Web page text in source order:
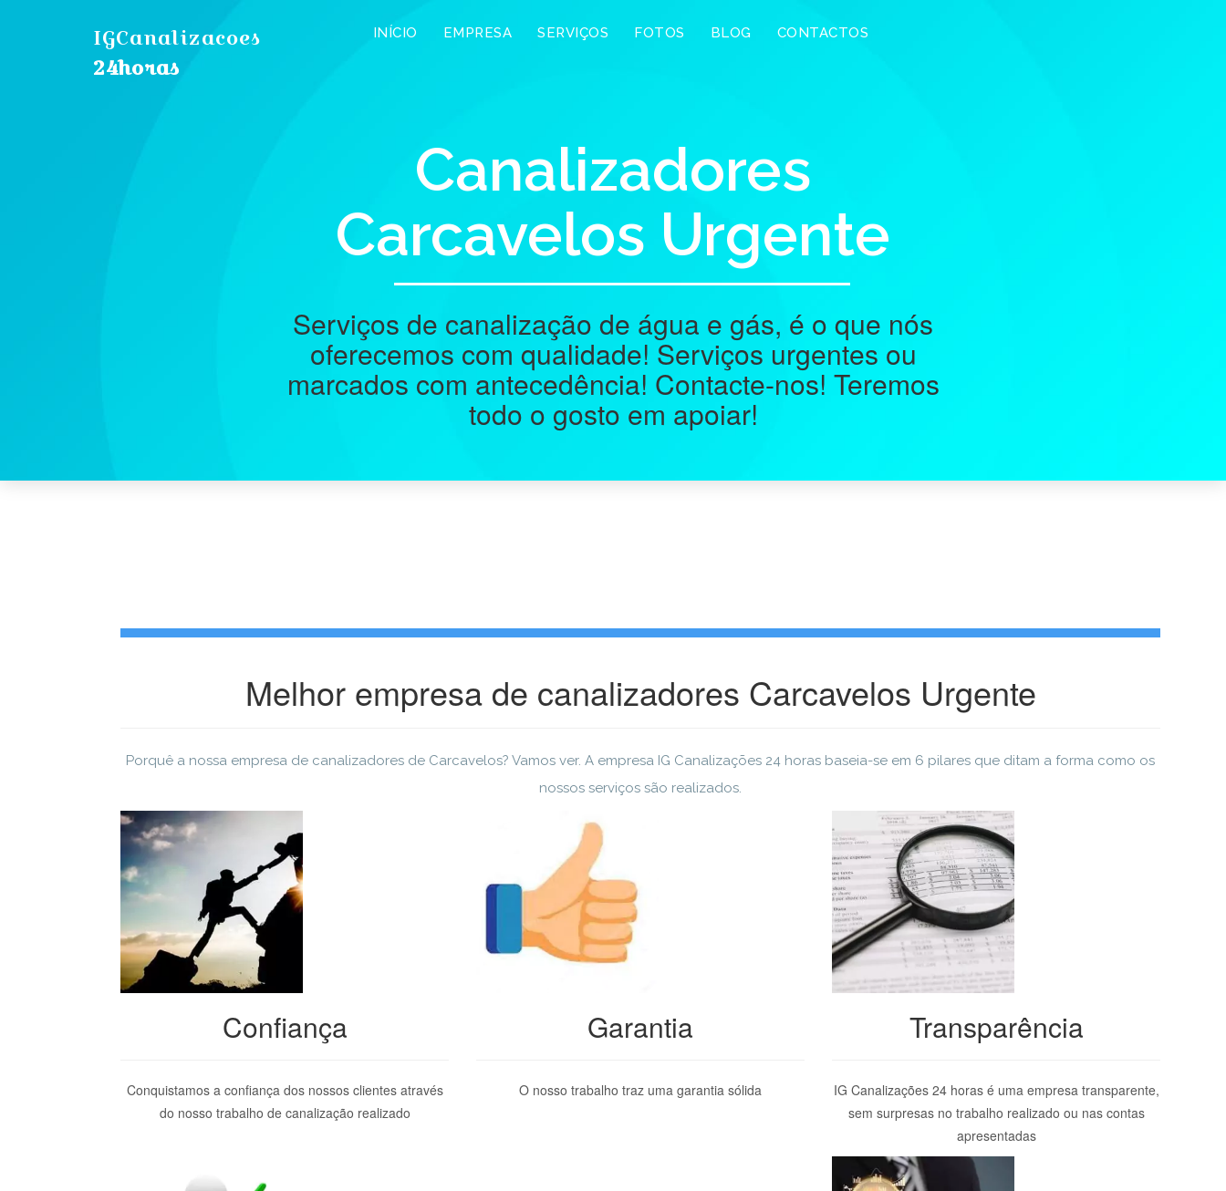
IGCanalizacoes
24horas
INÍCIO EMPRESA SERVIÇOS FOTOS BLOG CONTACTOS
Canalizadores
Carcavelos Urgente
Serviços de canalização de água e gás, é o que nós
oferecemos com qualidade! Serviços urgentes ou
marcados com antecedência! Contacte-nos! Teremos
todo o gosto em apoiar!
Melhor empresa de canalizadores Carcavelos Urgente
Porquê a nossa empresa de canalizadores de Carcavelos? Vamos ver. A empresa IG Canalizações 24 horas baseia-se em 6 pilares que ditam a forma como os
nossos serviços são realizados.
Confiança
Conquistamos a confiança dos nossos clientes através
do nosso trabalho de canalização realizado
Garantia
O nosso trabalho traz uma garantia sólida
Transparência
IG Canalizações 24 horas é uma empresa transparente,
sem surpresas no trabalho realizado ou nas contas
apresentadas